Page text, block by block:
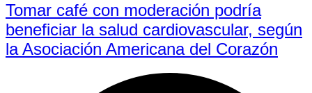
Tomar café con moderación podría
beneficiar la salud cardiovascular, según
la Asociación Americana del Corazón